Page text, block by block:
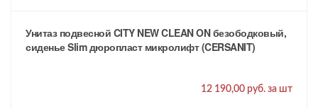
Унитаз подвесной CITY NEW CLEAN ON безободковый,
сиденье Slim дюропласт микролифт (CERSANIT)
12 190,00 руб. за шт